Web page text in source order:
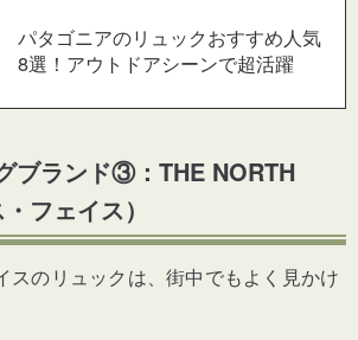
パタゴニアのリュックおすすめ人気
8選！アウトドアシーンで超活躍
ブランド③：THE NORTH
フェイス）
スのリュックは、街中でもよく見かけ